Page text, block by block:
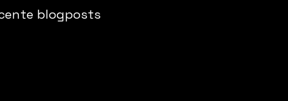
blogposts